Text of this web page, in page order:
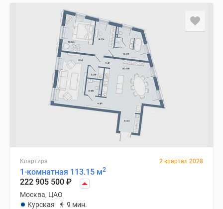
Квартира 2 квартал 2028
1-комнатная 113.15 м2
222 905 500 ₽
Москва, ЦАО
Курская
9 мин.